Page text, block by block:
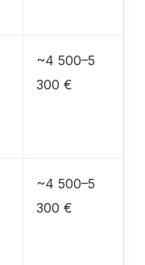
~4 500–5
300 €
~4 500–5
300 €